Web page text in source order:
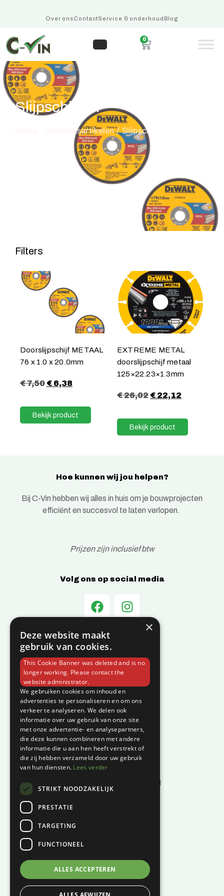
Over onsContactService & onderhoudBlog
0
Slijpschijven
Verbruiksartikelen/ Slijpschijven
Filters
Doorslijpschijf METAAL
76 x 1.0 x 20.0mm
€7,50€6,38
Bekijk product
EXTREME METAL
doorslijpschijf metaal
125×22.23×1.3mm
€26,02€22,12
Bekijk product
Hoe kunnen wij jou helpen?
Bij C-Vin hebben wij alles in huis om je bouwprojecten
efficiënt en succesvol te laten verlopen.
Prijzen zijn inclusief btw
Volg ons op social media
Informatie
Over C-Vin
Contact
Klantenservice
Garantie en klachten
Betaalmethodes
Privacyverklaring
Algemene voorwaarden
Levertijd en kosten
Herroepingsrecht & bedenktijd
KVK:01124270
BTW:NL001447694B61
06 – 121 815 49
×
Deze website maakt
gebruik van cookies.
This Cookie Banner was deleted and is no
longer working. Please contact the
website administrator.
We gebruiken cookies om inhoud en
advertenties te personaliseren en om ons
verkeer te analyseren. We delen ook
informatie over uw gebruik van onze site
met onze advertentie- en analysepartners,
die deze kunnen combineren met andere
informatie die u aan hen heeft verstrekt of
die zij hebben verzameld door uw gebruik
van hun diensten. Lees verder
STRIKT NOODZAKELIJK
PRESTATIE
TARGETING
FUNCTIONEEL
ALLES ACCEPTEREN